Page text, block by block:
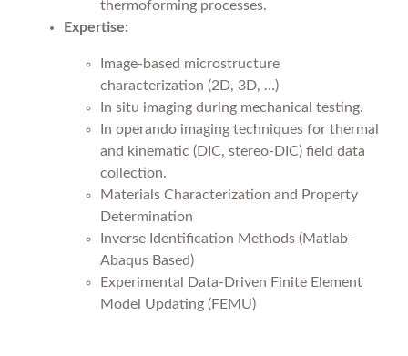
thermoforming processes.
Expertise:
Image-based microstructure
characterization (2D, 3D, …)
In situ imaging during mechanical testing.
In operando imaging techniques for thermal
and kinematic (DIC, stereo-DIC) field data
collection.
Materials Characterization and Property
Determination
Inverse Identification Methods (Matlab-
Abaqus Based)
Experimental Data-Driven Finite Element
Model Updating (FEMU)